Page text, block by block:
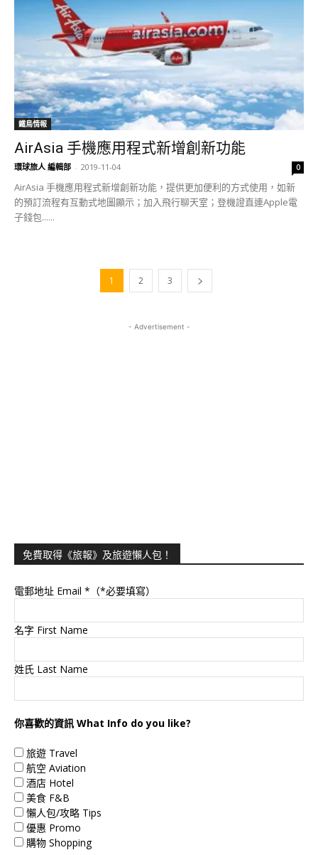
鐵鳥情報
AirAsia 手機應用程式新增創新功能
環球旅人 編輯部 - 2019-11-04 0
AirAsia 手機應用程式新增創新功能，提供更加便利的方式使用，如新
的預訂流程有互動式地圖顯示；加入飛行聊天室；登機證直連Apple電
子錢包......
1 2 3
- Advertisement -
免費取得《旅報》及旅遊懶人包！
電郵地址 Email *（*必要填寫）
名字 First Name
姓氏 Last Name
你喜歡的資訊 What Info do you like?
旅遊 Travel
航空 Aviation
酒店 Hotel
美食 F&B
懶人包/攻略 Tips
優惠 Promo
購物 Shopping